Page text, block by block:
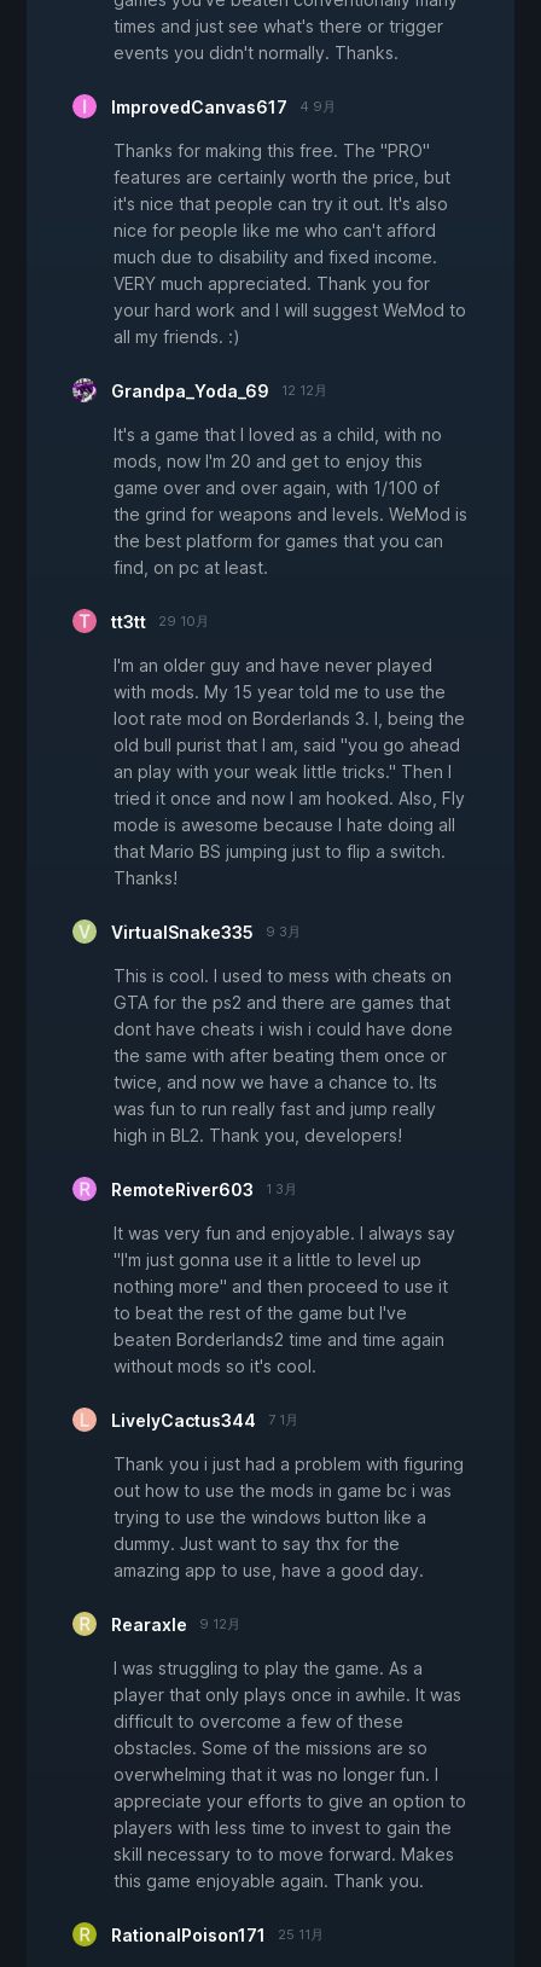
times and just see what's there or trigger
events you didn't normally. Thanks.
ImprovedCanvas617 4 9月
Thanks for making this free. The "PRO"
features are certainly worth the price, but
it's nice that people can try it out. It's also
nice for people like me who can't afford
much due to disability and fixed income.
VERY much appreciated. Thank you for
your hard work and I will suggest WeMod to
all my friends. :)
Grandpa_Yoda_69 12 12月
It's a game that I loved as a child, with no
mods, now I'm 20 and get to enjoy this
game over and over again, with 1/100 of
the grind for weapons and levels. WeMod is
the best platform for games that you can
find, on pc at least.
tt3tt 29 10月
I'm an older guy and have never played
with mods. My 15 year told me to use the
loot rate mod on Borderlands 3. I, being the
old bull purist that I am, said "you go ahead
an play with your weak little tricks." Then I
tried it once and now I am hooked. Also, Fly
mode is awesome because I hate doing all
that Mario BS jumping just to flip a switch.
Thanks!
VirtualSnake335 9 3月
This is cool. I used to mess with cheats on
GTA for the ps2 and there are games that
dont have cheats i wish i could have done
the same with after beating them once or
twice, and now we have a chance to. Its
was fun to run really fast and jump really
high in BL2. Thank you, developers!
RemoteRiver603 1 3月
It was very fun and enjoyable. I always say
"I'm just gonna use it a little to level up
nothing more" and then proceed to use it
to beat the rest of the game but I've
beaten Borderlands2 time and time again
without mods so it's cool.
LivelyCactus344 7 1月
Thank you i just had a problem with figuring
out how to use the mods in game bc i was
trying to use the windows button like a
dummy. Just want to say thx for the
amazing app to use, have a good day.
Rearaxle 9 12月
I was struggling to play the game. As a
player that only plays once in awhile. It was
difficult to overcome a few of these
obstacles. Some of the missions are so
overwhelming that it was no longer fun. I
appreciate your efforts to give an option to
players with less time to invest to gain the
skill necessary to to move forward. Makes
this game enjoyable again. Thank you.
RationalPoison171 25 11月